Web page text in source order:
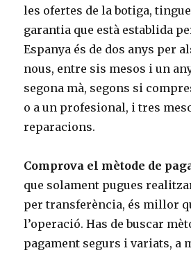
les ofertes de la botiga,
garantia que està establida
Espanya és de dos anys per
nous, entre sis mesos i un
segona mà, segons si
o a un profesional, i tres
reparacions.
Comprova el mètode de
que solament pugues
per transferència, és millor
l’operació. Has de buscar
pagament segurs i variats, a